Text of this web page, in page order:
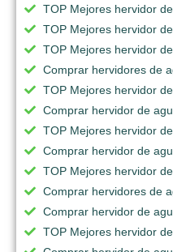
TOP Mejores hervidor
TOP Mejores hervidor
TOP Mejores hervidor
Comprar hervidores de
TOP Mejores hervidor
Comprar hervidor de
TOP Mejores hervidor
Comprar hervidor de
TOP Mejores hervidor
Comprar hervidores de
Comprar hervidor de
TOP Mejores hervidor